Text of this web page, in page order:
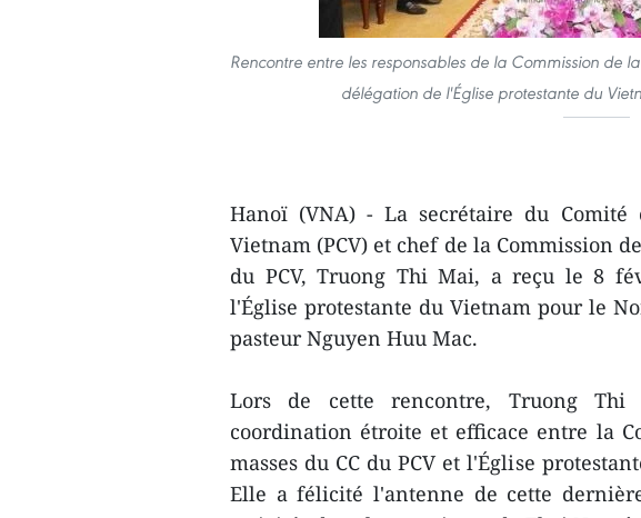
Rencontre entre les responsables de la Commission de
délégation de l'Église protestante du
​Hanoï (VNA) - La secrétaire du
Vietnam (PCV) et chef de la Commission
du PCV, Truong Thi Mai, a reçu le 8
l'Église protestante du Vietnam pour le
pasteur Nguyen Huu Mac.
Lors de cette rencontre, Truong
coordination étroite et efficace entre la
masses du CC du PCV et l'Église
Elle a félicité l'antenne de cette